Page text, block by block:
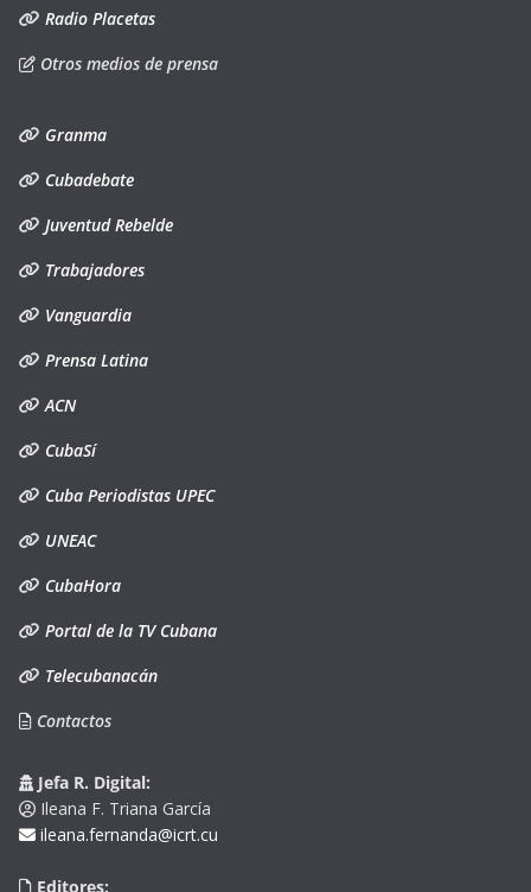
Radio Placetas
Otros medios de prensa
Granma
Cubadebate
Juventud Rebelde
Trabajadores
Vanguardia
Prensa Latina
ACN
CubaSí
Cuba Periodistas UPEC
UNEAC
CubaHora
Portal de la TV Cubana
Telecubanacán
Contactos
Jefa R. Digital:
Ileana F. Triana García
ileana.fernanda@icrt.cu
Editores: